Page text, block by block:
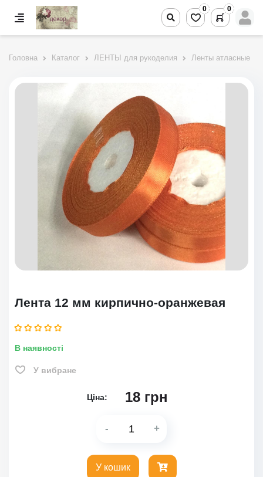
0 0
Головна Каталог ЛЕНТЫ для рукоделия Ленты атласные
Лента 12 мм кирпично-оранжевая
В наявності
У вибране
Ціна: 18 грн
- +
У кошик